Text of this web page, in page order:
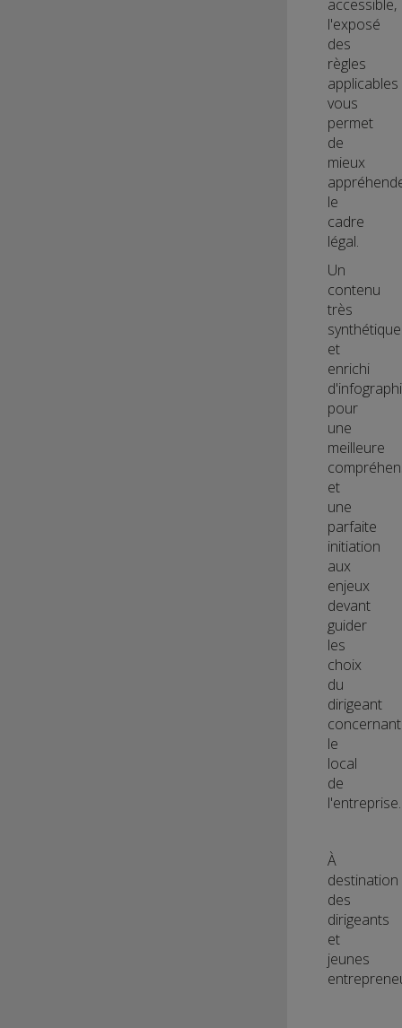
accessible,
l'exposé
des
règles
applicables
vous
permet
de
mieux
le
cadre
légal.
Un
contenu
très
synthétique
et
enrichi
pour
une
meilleure
et
une
parfaite
initiation
aux
enjeux
devant
guider
les
choix
du
dirigeant
concernant
le
local
de
l'entreprise.
À
destination
des
dirigeants
et
jeunes